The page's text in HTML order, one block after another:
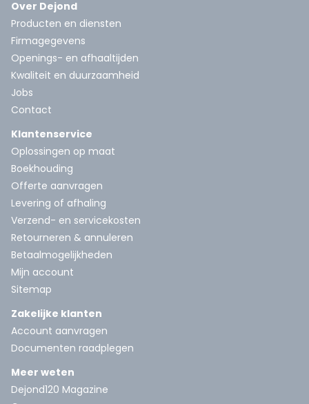
Over Dejond
Producten en diensten
Firmagegevens
Openings- en afhaaltijden
Kwaliteit en duurzaamheid
Jobs
Contact
Klantenservice
Oplossingen op maat
Boekhouding
Offerte aanvragen
Levering of afhaling
Verzend- en servicekosten
Retourneren & annuleren
Betaalmogelijkheden
Mijn account
Sitemap
Zakelijke klanten
Account aanvragen
Documenten raadplegen
Meer weten
Dejond120 Magazine